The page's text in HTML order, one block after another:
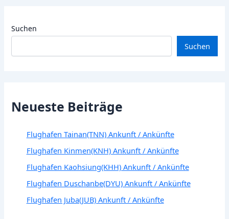
Suchen
Suchen
Neueste Beiträge
Flughafen Tainan(TNN) Ankunft / Ankünfte
Flughafen Kinmen(KNH) Ankunft / Ankünfte
Flughafen Kaohsiung(KHH) Ankunft / Ankünfte
Flughafen Duschanbe(DYU) Ankunft / Ankünfte
Flughafen Juba(JUB) Ankunft / Ankünfte